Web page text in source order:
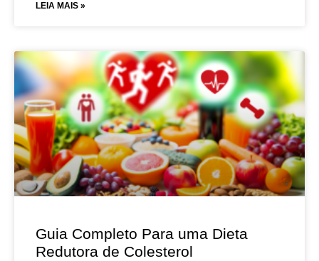
LEIA MAIS »
Guia Completo Para uma Dieta
Redutora de Colesterol